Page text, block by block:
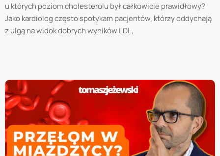
u których poziom cholesterolu był całkowicie prawidłowy?
Jako kardiolog często spotykam pacjentów, którzy oddychają
z ulgą na widok dobrych wyników LDL,